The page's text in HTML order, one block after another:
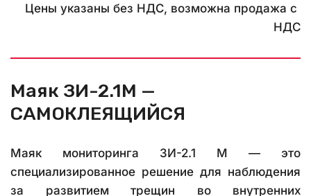
Цены указаны без НДС, возможна продажа с
НДС
Маяк ЗИ-2.1М —
САМОКЛЕЯЩИЙСЯ
Маяк мониторинга ЗИ-2.1 М — это
специализированное решение для наблюдения
за развитием трещин во внутренних